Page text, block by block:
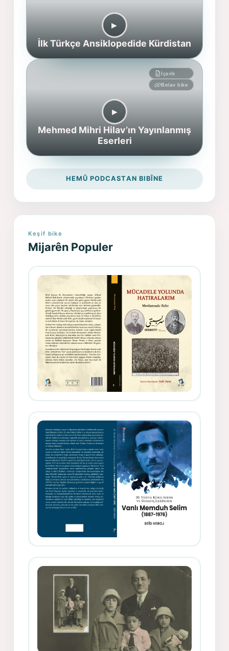
▶︎
İlk Türkçe Ansiklopedide Kürdistan
İçerik
Belav bike
▶︎
Mehmed Mihri Hilav’ın Yayınlanmış
Eserleri
HEMÛ PODCASTAN BIBÎNE
Keşif bike
Mijarên Populer